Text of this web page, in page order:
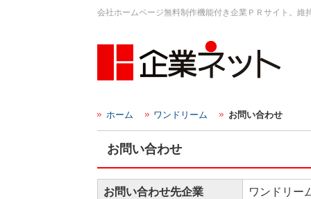
会社ホームページ無料制作機能付き企業ＰＲサイト。
ホーム ワンドリーム お問い合わせ
お問い合わせ
お問い合わせ先企業 ワンドリー